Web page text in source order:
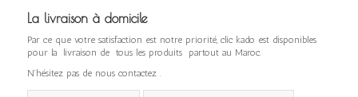
La livraison à domicile
Par ce que votre satisfaction est notre priorité, clic kado est disponibles
pour la livraison de tous les produits partout au Maroc.
N’hésitez pas de nous contactez .